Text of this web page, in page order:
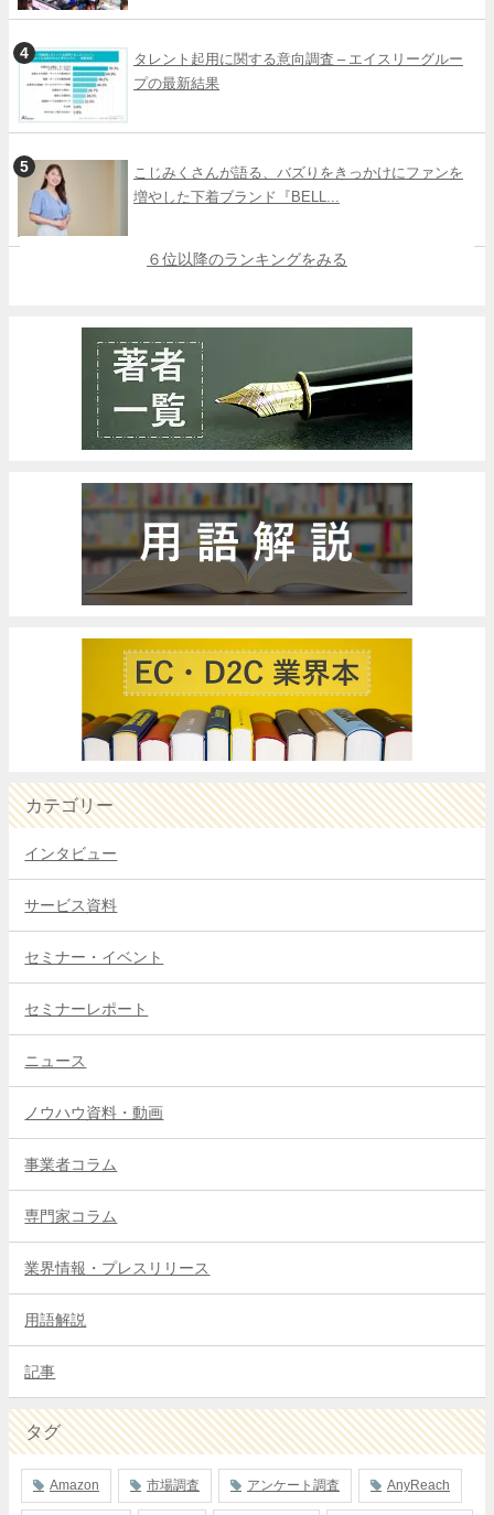
タレント起用に関する意向調査 – エイスリーグルー
プの最新結果
こじみくさんが語る、バズりをきっかけにファンを
増やした下着ブランド『BELL...
６位以降のランキングをみる
カテゴリー
インタビュー
サービス資料
セミナー・イベント
セミナーレポート
ニュース
ノウハウ資料・動画
事業者コラム
専門家コラム
業界情報・プレスリリース
用語解説
記事
タグ
Amazon 市場調査 アンケート調査 AnyReach